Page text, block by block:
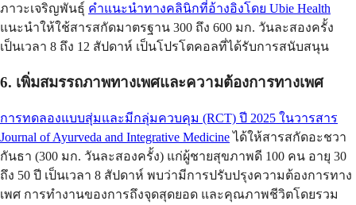
ภาวะเจริญพันธุ์ คำแนะนำทางคลินิกที่อ้างอิงโดย Ubie Health
แนะนำให้ใช้สารสกัดมาตรฐาน 300 ถึง 600 มก. วันละสองครั้ง
เป็นเวลา 8 ถึง 12 สัปดาห์ เป็นโปรโตคอลที่ได้รับการสนับสนุน
6. เพิ่มสมรรถภาพทางเพศและความต้องการทางเพศ
การทดลองแบบสุ่มและมีกลุ่มควบคุม (RCT) ปี 2025 ในวารสาร
Journal of Ayurveda and Integrative Medicineได้ให้สารสกัดอะชวา
กันธา (300 มก. วันละสองครั้ง) แก่ผู้ชายสุขภาพดี 100 คน อายุ 30
ถึง 50 ปี เป็นเวลา 8 สัปดาห์ พบว่ามีการปรับปรุงความต้องการทาง
เพศ การทำงานของการถึงจุดสุดยอด และคุณภาพชีวิตโดยรวม